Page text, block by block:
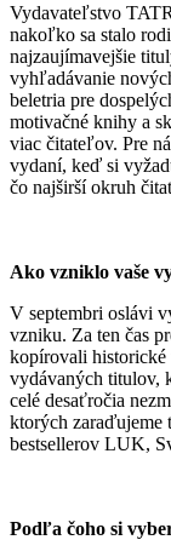
Vydavateľstvo
nakoľko sa stalo
najzaujímavejšie
vyhľadávanie
beletria pre
motivačné knihy a
viac čitateľov. Pre
vydaní, keď si
čo najširší okruh
Ako vzniklo vaše
V septembri oslávi
vzniku. Za ten čas
kopírovali historické
vydávaných titulov,
celé desaťročia
ktorých zaraďujeme
bestsellerov LUK,
Podľa čoho si